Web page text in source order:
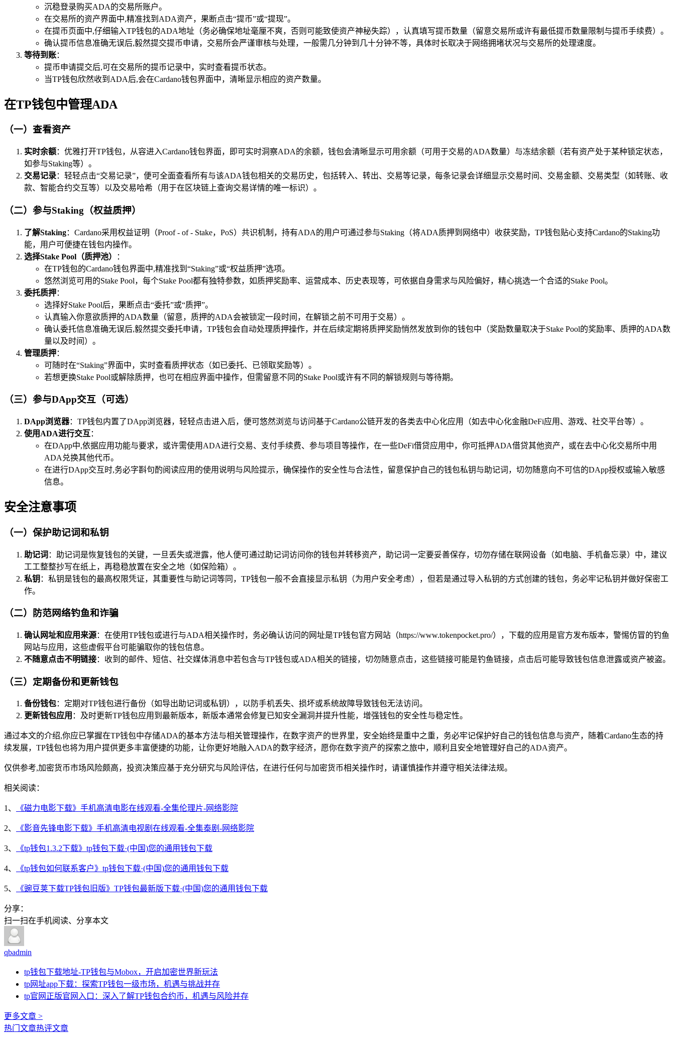
沉稳登录购买ADA的交易所账户。
在交易所的资产界面中,精准找到ADA资产，果断点击“提币”或“提现”。
在提币页面中,仔细输入TP钱包的ADA地址（务必确保地址毫厘不爽，否则可能致使资产神秘失踪），认真填写提币数量（留意交易所或许有最低提币数量限制与提币手续费）。
确认提币信息准确无误后,毅然提交提币申请，交易所会严谨审核与处理，一般需几分钟到几十分钟不等，具体时长取决于网络拥堵状况与交易所的处理速度。
等待到账：
提币申请提交后,可在交易所的提币记录中，实时查看提币状态。
当TP钱包欣然收到ADA后,会在Cardano钱包界面中，清晰显示相应的资产数量。
在TP钱包中管理ADA
（一）查看资产
实时余额：优雅打开TP钱包，从容进入Cardano钱包界面，即可实时洞察ADA的余额，钱包会清晰显示可用余额（可用于交易的ADA数量）与冻结余额（若有资产处于某种锁定状态，
如参与Staking等）。
交易记录：轻轻点击“交易记录”，便可全面查看所有与该ADA钱包相关的交易历史，包括转入、转出、交易等记录，每条记录会详细显示交易时间、交易金额、交易类型（如转账、收
款、智能合约交互等）以及交易哈希（用于在区块链上查询交易详情的唯一标识）。
（二）参与Staking（权益质押）
了解Staking：Cardano采用权益证明（Proof - of - Stake，PoS）共识机制，持有ADA的用户可通过参与Staking（将ADA质押到网络中）收获奖励，TP钱包贴心支持Cardano的Staking功
能，用户可便捷在钱包内操作。
选择Stake Pool（质押池）
：
在TP钱包的Cardano钱包界面中,精准找到“Staking”或“权益质押”选项。
悠然浏览可用的Stake Pool，每个Stake Pool都有独特参数，如质押奖励率、运营成本、历史表现等，可依据自身需求与风险偏好，精心挑选一个合适的Stake Pool。
委托质押：
选择好Stake Pool后，果断点击“委托”或“质押”。
认真输入你意欲质押的ADA数量（留意，质押的ADA会被锁定一段时间，在解锁之前不可用于交易）。
确认委托信息准确无误后,毅然提交委托申请，TP钱包会自动处理质押操作，并在后续定期将质押奖励悄然发放到你的钱包中（奖励数量取决于Stake Pool的奖励率、质押的ADA数
量以及时间）。
管理质押：
可随时在“Staking”界面中，实时查看质押状态（如已委托、已领取奖励等）。
若想更换Stake Pool或解除质押，也可在相应界面中操作，但需留意不同的Stake Pool或许有不同的解锁规则与等待期。
（三）参与DApp交互（可选）
DApp浏览器：TP钱包内置了DApp浏览器，轻轻点击进入后，便可悠然浏览与访问基于Cardano公链开发的各类去中心化应用（如去中心化金融DeFi应用、游戏、社交平台等）。
使用ADA进行交互 ：
在DApp中,依据应用功能与要求，或许需使用ADA进行交易、支付手续费、参与项目等操作，在一些DeFi借贷应用中，你可抵押ADA借贷其他资产，或在去中心化交易所中用
ADA兑换其他代币。
在进行DApp交互时,务必字斟句酌阅读应用的使用说明与风险提示，确保操作的安全性与合法性，留意保护自己的钱包私钥与助记词，切勿随意向不可信的DApp授权或输入敏感
信息。
安全注意事项
（一）保护助记词和私钥
助记词 ：助记词是恢复钱包的关键，一旦丢失或泄露，他人便可通过助记词访问你的钱包并转移资产，助记词一定要妥善保存，切勿存储在联网设备（如电脑、手机备忘录）中，建议
工工整整抄写在纸上，再稳稳放置在安全之地（如保险箱）。
私钥 ：私钥是钱包的最高权限凭证，其重要性与助记词等同，TP钱包一般不会直接显示私钥（为用户安全考虑），但若是通过导入私钥的方式创建的钱包，务必牢记私钥并做好保密工
作。
（二）防范网络钓鱼和诈骗
确认网址和应用来源：在使用TP钱包或进行与ADA相关操作时，务必确认访问的网址是TP钱包官方网站（https://www.tokenpocket.pro/），下载的应用是官方发布版本，警惕仿冒的钓鱼
网站与应用，这些虚假平台可能骗取你的钱包信息。
不随意点击不明链接：收到的邮件、短信、社交媒体消息中若包含与TP钱包或ADA相关的链接，切勿随意点击，这些链接可能是钓鱼链接，点击后可能导致钱包信息泄露或资产被盗。
（三）定期备份和更新钱包
备份钱包：定期对TP钱包进行备份（如导出助记词或私钥），以防手机丢失、损坏或系统故障导致钱包无法访问。
更新钱包应用 ：及时更新TP钱包应用到最新版本，新版本通常会修复已知安全漏洞并提升性能，增强钱包的安全性与稳定性。
通过本文的介绍,你应已掌握在TP钱包中存储ADA的基本方法与相关管理操作，在数字资产的世界里，安全始终是重中之重，务必牢记保护好自己的钱包信息与资产，随着Cardano生态的持
续发展，TP钱包也将为用户提供更多丰富便捷的功能，让你更好地融入ADA的数字经济，愿你在数字资产的探索之旅中，顺利且安全地管理好自己的ADA资产。
仅供参考,加密货币市场风险颇高，投资决策应基于充分研究与风险评估，在进行任何与加密货币相关操作时，请谨慎操作并遵守相关法律法规。
相关阅读：
1、 《磁力电影下载》手机高清电影在线观看-全集伦理片-网络影院
2、 《影音先锋电影下载》手机高清电视剧在线观看-全集泰剧-网络影院
3、 《tp钱包1.3.2下载》tp钱包下载·(中国)您的通用钱包下载
4、 《tp钱包如何联系客户》tp钱包下载·(中国)您的通用钱包下载
5、 《豌豆荚下载TP钱包旧版》TP钱包最新版下载·(中国)您的通用钱包下载
分享：
扫一扫在手机阅读、分享本文
qbadmin
tp钱包下载地址-TP钱包与Mobox，开启加密世界新玩法
tp网址app下载：探索TP钱包一级市场，机遇与挑战并存
tp官网正版官网入口：深入了解TP钱包合约币，机遇与风险并存
更多文章 >
热门文章热评文章